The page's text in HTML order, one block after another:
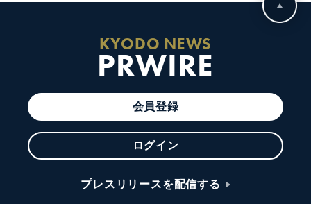
KYODO NEWS
PRWIRE
会員登録
ログイン
プレスリリースを配信する